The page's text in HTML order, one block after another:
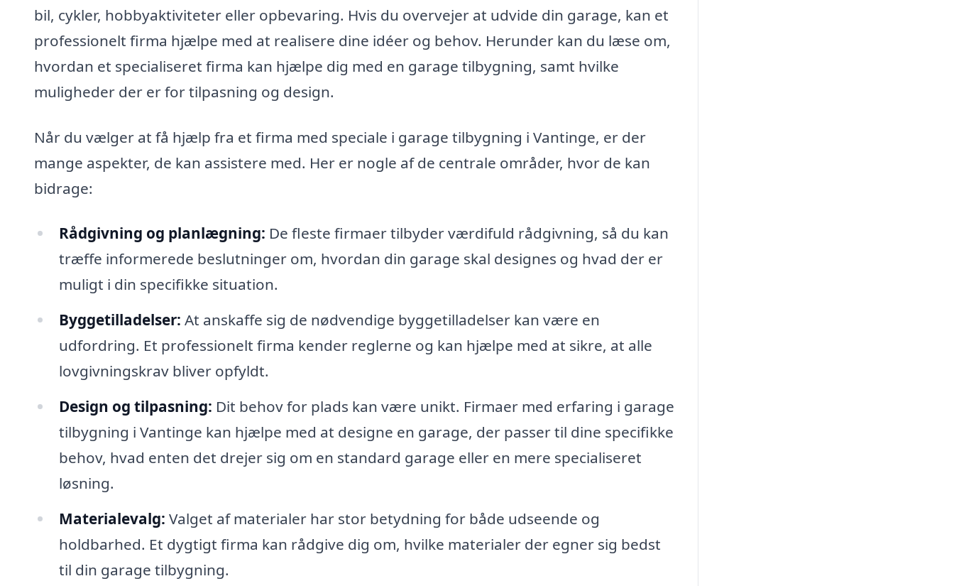
bil, cykler, hobbyaktiviteter eller opbevaring. Hvis du overvejer at udvide din garage, kan et
professionelt firma hjælpe med at realisere dine idéer og behov. Herunder kan du læse om,
hvordan et specialiseret firma kan hjælpe dig med en garage tilbygning, samt hvilke
muligheder der er for tilpasning og design.
Når du vælger at få hjælp fra et firma med speciale i garage tilbygning i Vantinge, er der
mange aspekter, de kan assistere med. Her er nogle af de centrale områder, hvor de kan
bidrage:
Rådgivning og planlægning: De fleste firmaer tilbyder værdifuld rådgivning, så du kan
træffe informerede beslutninger om, hvordan din garage skal designes og hvad der er
muligt i din specifikke situation.
Byggetilladelser: At anskaffe sig de nødvendige byggetilladelser kan være en
udfordring. Et professionelt firma kender reglerne og kan hjælpe med at sikre, at alle
lovgivningskrav bliver opfyldt.
Design og tilpasning: Dit behov for plads kan være unikt. Firmaer med erfaring i garage
tilbygning i Vantinge kan hjælpe med at designe en garage, der passer til dine specifikke
behov, hvad enten det drejer sig om en standard garage eller en mere specialiseret
løsning.
Materialevalg: Valget af materialer har stor betydning for både udseende og
holdbarhed. Et dygtigt firma kan rådgive dig om, hvilke materialer der egner sig bedst
til din garage tilbygning.